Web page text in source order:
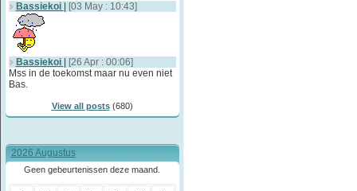
Bassiekoi
[03 May : 10:43]
Bassiekoi
[26 Apr : 00:06]
Mss in de toekomst maar nu even niet
Bas.
View all posts(680)
2026 Augustus
Geen gebeurtenissen deze maand.